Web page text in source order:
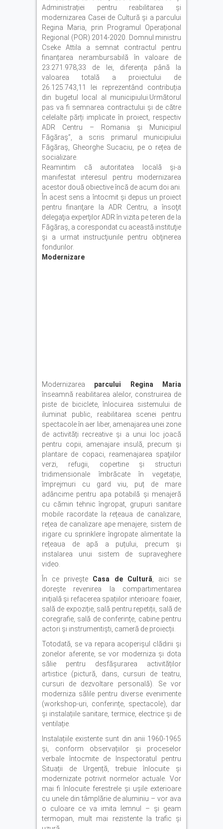
Administrației pentru reabilitarea și
modernizarea Casei de Cultură și a parcului
Regina Maria, prin Programul Operațional
Regional (POR) 2014-2020. Domnul ministru
Cseke Attila a semnat contractul pentru
finanțarea nerambursabilă în valoare de
23.271.978,33 de lei, diferența până la
valoarea totală a proiectului de
26.125.743,11 lei reprezentând contribuția
din bugetul local al municipiului.Următorul
pas va fi semnarea contractului și de către
celelalte părți implicate în proiect, respectiv
ADR Centru – Romania și Municipiul
Făgăraș”, a scris primarul municipiului
Făgăraș, Gheorghe Sucaciu, pe o rețea de
socializare.
Reamintim că autoritatea locală şi-a
manifestat interesul pentru modernizarea
acestor două obiective încă de acum doi ani.
În acest sens a întocmit şi depus un proiect
pentru finanţare la ADR Centru, a însoţit
delegaţia experţilor ADR în vizita pe teren de la
Făgăraş, a corespondat cu această instituţie
şi a urmat instrucţiunile pentru obţinerea
fondurilor.
Modernizare
Modernizarea parcului Regina Maria
înseamnă reabilitarea aleilor, construirea de
piste de biciclete, înlocuirea sistemului de
iluminat public, reabilitarea scenei pentru
spectacole în aer liber, amenajarea unei zone
de activități recreative și a unui loc joacă
pentru copii, amenajare insulă, precum și
plantare de copaci, reamenajarea spaţiilor
verzi, refugii, copertine și structuri
tridimensionale îmbrăcate în vegetație,
împrejmuri cu gard viu, puț de mare
adâncime pentru apa potabilă și menajeră
cu cămin tehnic îngropat, grupuri sanitare
mobile racordate la rețeaua de canalizare,
rețea de canalizare ape menajere, sistem de
irigare cu sprinklere îngropate alimentate la
rețeaua de apă a puțului, precum și
instalarea unui sistem de supraveghere
video.
În ce priveşte Casa de Cultură , aici se
doreşte revenirea la compartimentarea
inițială și refacerea spațiilor interioare: foaier,
sală de expoziție, sală pentru repetiții, sală de
coregrafie, sală de conferințe, cabine pentru
actori și instrumentiști, cameră de proiecții.
Totodată, se va repara acoperișul clădirii și
zonelor aferente, se vor moderniza și dota
sălie pentru desfășurarea activităților
artistice (pictură, dans, cursuri de teatru,
cursuri de dezvoltare personală). Se vor
moderniza sălile pentru diverse evenimente
(workshop-uri, conferințe, spectacole), dar
și instalațiile sanitare, termice, electrice și de
ventilație.
Instalațiile existente sunt din anii 1960-1965
și, conform observațiilor și proceselor
verbale întocmite de Inspectoratul pentru
Situații de Urgență, trebuie înlocuite și
modernizate potrivit normelor actuale. Vor
mai fi înlocuite ferestrele și ușile exterioare
cu unele din tâmplărie de aluminiu – vor ava
o culoare ce va imita lemnul – și geam
termopan, mult mai rezistente la trafic și